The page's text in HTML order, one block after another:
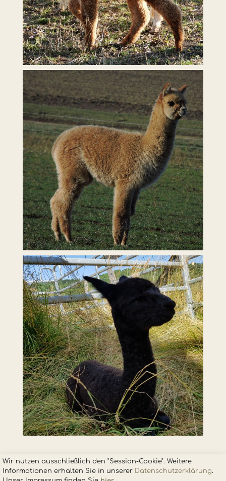
Wir nutzen ausschließlich den "Session-Cookie". Weitere
Informationen erhalten Sie in unserer Datenschutzerklärung.